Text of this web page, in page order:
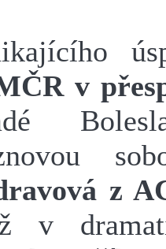
v
z
v